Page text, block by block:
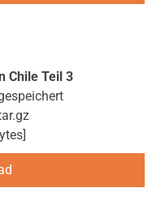
Chile Teil 3